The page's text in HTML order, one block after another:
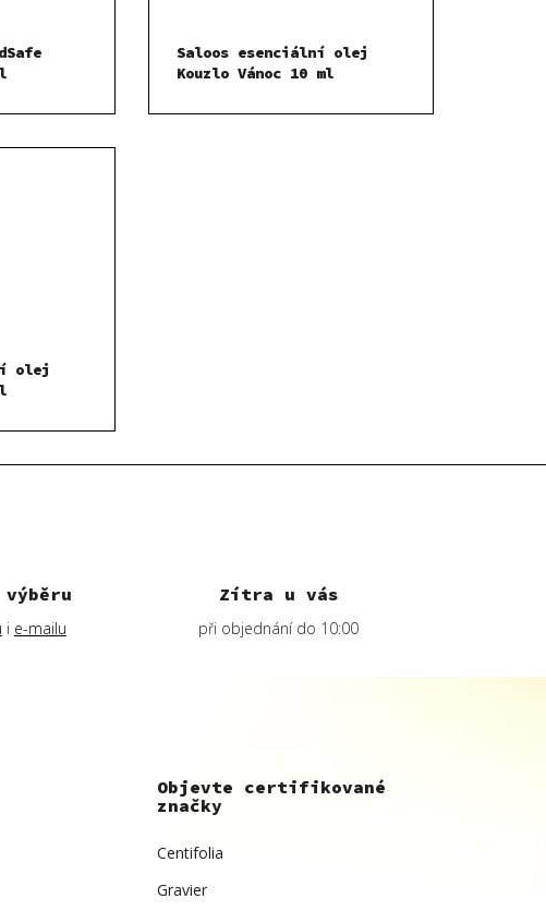
i e-mailu
Zítra u vás
při objednání do 10:00
Saloos esenciální olej
Kouzlo Vánoc 10 ml
olej
Objevte certifikované
značky
Centifolia
Gravier